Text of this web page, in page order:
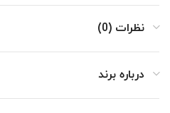
نظرات (0)
درباره برند